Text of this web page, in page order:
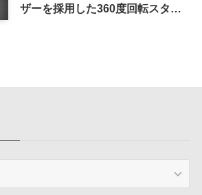
ザーを採用した360度回転スタン